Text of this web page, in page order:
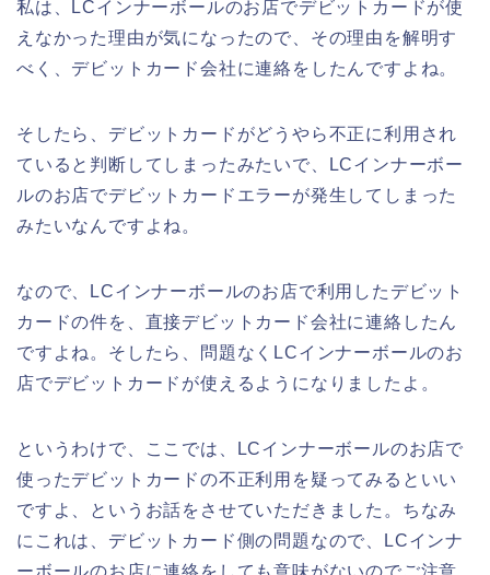
私は、LCインナーボールのお店でデビットカードが使
えなかった理由が気になったので、その理由を解明す
べく、デビットカード会社に連絡をしたんですよね。
そしたら、デビットカードがどうやら不正に利用され
ていると判断してしまったみたいで、LCインナーボー
ルのお店でデビットカードエラーが発生してしまった
みたいなんですよね。
なので、LCインナーボールのお店で利用したデビット
カードの件を、直接デビットカード会社に連絡したん
ですよね。そしたら、問題なくLCインナーボールのお
店でデビットカードが使えるようになりましたよ。
というわけで、ここでは、LCインナーボールのお店で
使ったデビットカードの不正利用を疑ってみるといい
ですよ、というお話をさせていただきました。ちなみ
にこれは、デビットカード側の問題なので、LCインナ
ーボールのお店に連絡をしても意味がないのでご注意